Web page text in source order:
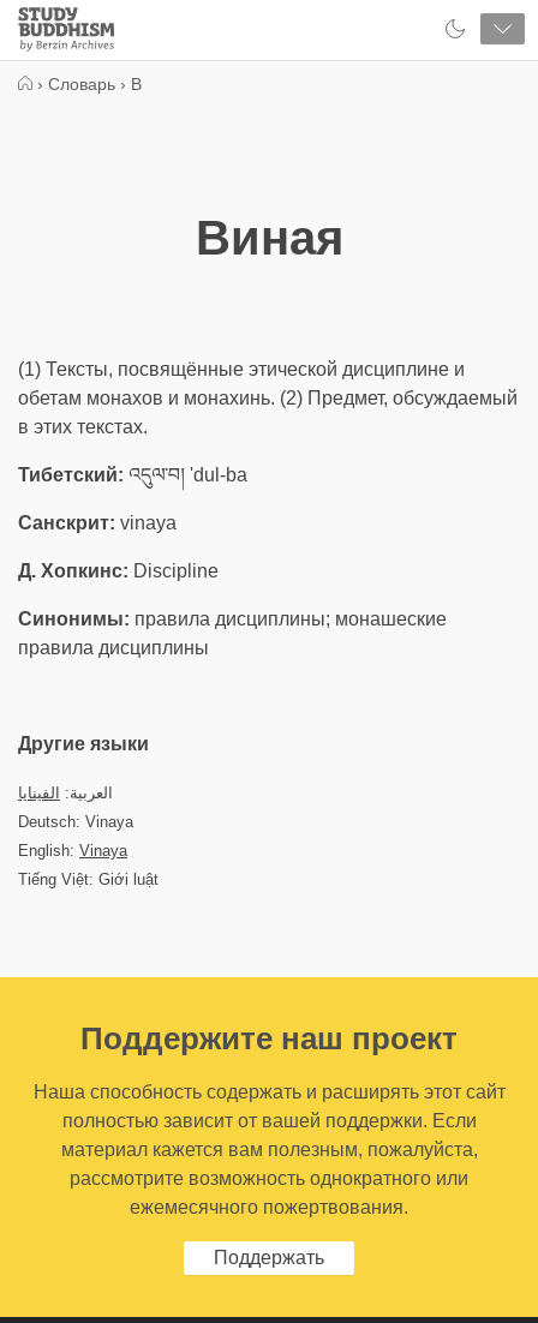
Close
Study
Buddhism
› Словарь › В
Виная
(1) Тексты, посвящённые этической дисциплине и
обетам монахов и монахинь. (2) Предмет, обсуждаемый
в этих текстах.
Тибетский: འདུལ་བ། 'dul-ba
Санскрит: vinaya
Д. Хопкинс: Discipline
Синонимы: правила дисциплины; монашеские
правила дисциплины
Другие языки
العربية:
الفينايا
Deutsch: Vinaya
English: Vinaya
Tiếng Việt: Giới luật
Поддержите наш проект
Наша способность содержать и расширять этот сайт
полностью зависит от вашей поддержки. Если
материал кажется вам полезным, пожалуйста,
рассмотрите возможность однократного или
ежемесячного пожертвования.
Поддержать